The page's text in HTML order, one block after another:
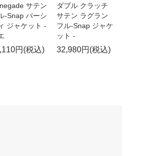
サテン
-Snap バーシ
ジャケット -
円(税込)
ダブル クラッチ
サテン ラグラン
フル-Snap ジャケ
ット -
32,980円(税込)